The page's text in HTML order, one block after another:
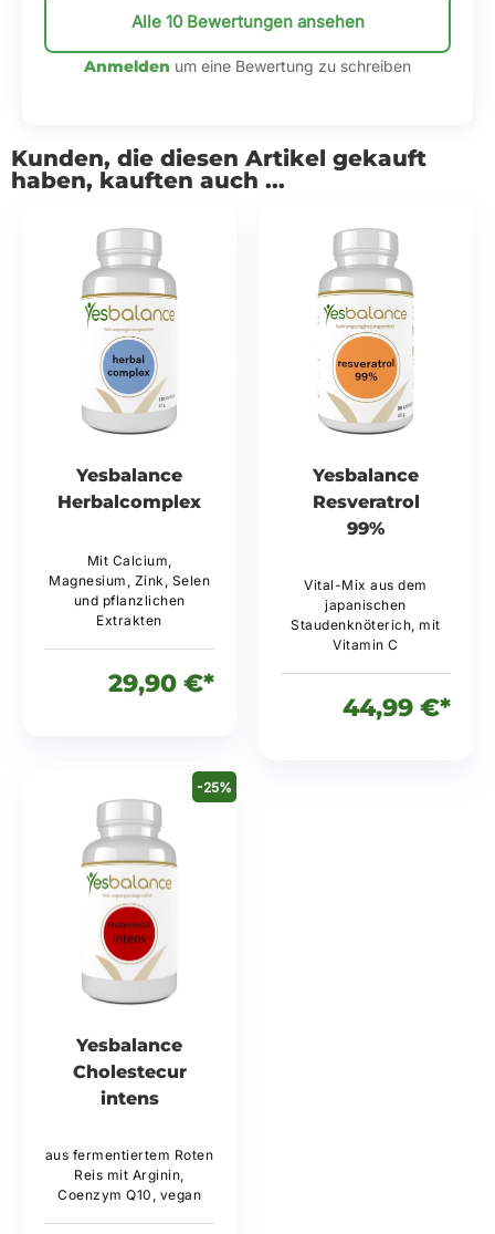
Alle 10 Bewertungen ansehen
haben, kauften auch ...
Herbalcomplex
Mit Calcium,
Extrakten
Yesbalance
99%
Vital-Mix aus dem
Vitamin C
Yesbalance
intens